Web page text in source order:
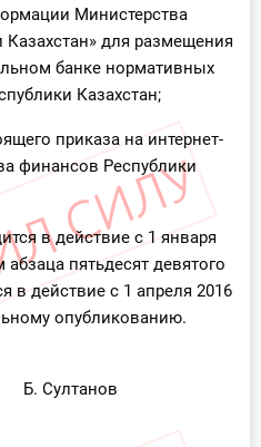
Министерства
для размещения
банке нормативных
Казахстан;
приказа на интернет-
финансов Республики
в действие с 1 января
пятьдесят девятого
в действие с 1 апреля 2016
опубликованию.
Б. Султанов